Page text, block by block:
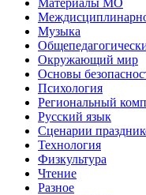
Музыка
Окружающий мир
Основы
Психология
Региональный
Русский язык
Сценарии
Технология
Физкультура
Чтение
Разное